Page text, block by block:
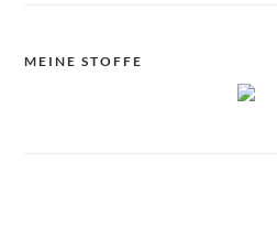
MEINE STOFFE